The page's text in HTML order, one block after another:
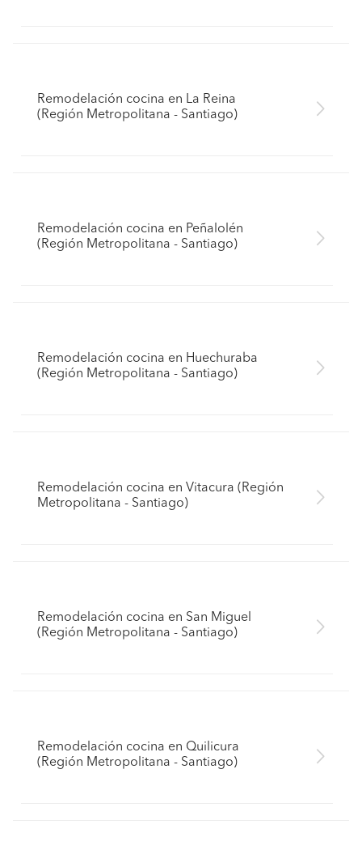
Remodelación cocina en La Reina
(Región Metropolitana - Santiago)
Remodelación cocina en Peñalolén
(Región Metropolitana - Santiago)
Remodelación cocina en Huechuraba
(Región Metropolitana - Santiago)
Remodelación cocina en Vitacura (Región
Metropolitana - Santiago)
Remodelación cocina en San Miguel
(Región Metropolitana - Santiago)
Remodelación cocina en Quilicura
(Región Metropolitana - Santiago)